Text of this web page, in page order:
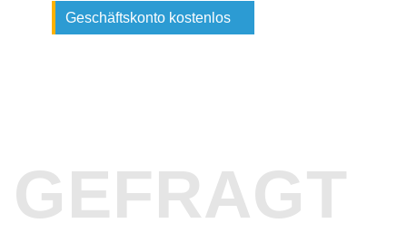
Geschäftskonto kostenlos
GEFRAGT